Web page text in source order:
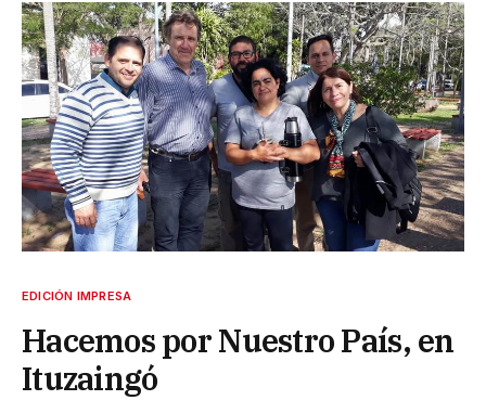
EDICIÓN IMPRESA
Hacemos por Nuestro País, en
Ituzaingó